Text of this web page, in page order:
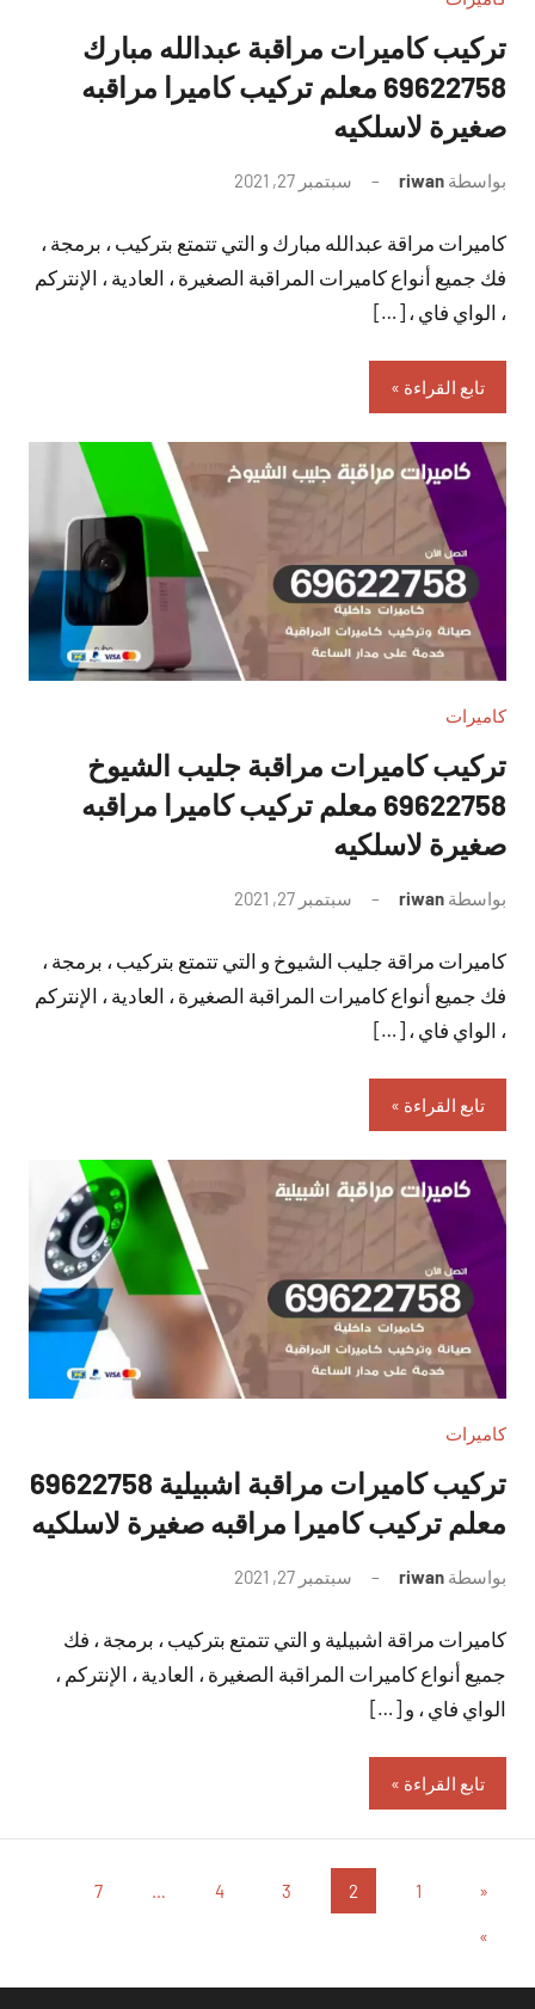
تركيب كاميرات مراقبة عبدالله مبارك
69622758 معلم تركيب كاميرا مراقبه
صغيرة لاسلكيه
بواسطة riwan سبتمبر 27, 2021
تعليقات
كاميرات مراقة عبدالله مبارك و التي تتمتع بتركيب ، برمجة ،
فك جميع أنواع كاميرات المراقبة الصغيرة ، العادية ، الإنتركم
، الواي فاي ، […]
تابع القراءة
كاميرات
تركيب كاميرات مراقبة جليب الشيوخ
69622758 معلم تركيب كاميرا مراقبه
صغيرة لاسلكيه
بواسطة riwan سبتمبر 27, 2021
تعليقات
كاميرات مراقة جليب الشيوخ و التي تتمتع بتركيب ، برمجة ،
فك جميع أنواع كاميرات المراقبة الصغيرة ، العادية ، الإنتركم
، الواي فاي ، […]
تابع القراءة
كاميرات
تركيب كاميرات مراقبة اشبيلية 69622758
معلم تركيب كاميرا مراقبه صغيرة لاسلكيه
بواسطة riwan سبتمبر 27, 2021
تعليقات
كاميرات مراقة اشبيلية و التي تتمتع بتركيب ، برمجة ، فك
جميع أنواع كاميرات المراقبة الصغيرة ، العادية ، الإنتركم ،
الواي فاي ، و […]
تابع القراءة
تعدد
صفحات
المقالات
« المقالات
1
2
3
4
…
7
المقالات
»